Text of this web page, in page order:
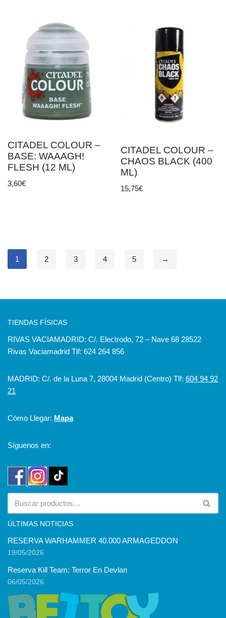
CITADEL COLOUR –
BASE: WAAAGH!
FLESH (12 ML)
3,60€
CITADEL COLOUR –
CHAOS BLACK (400
ML)
15,75€
1 2 3 4 5 →
TIENDAS FÍSICAS
RIVAS VACIAMADRID: C/. Electrodo, 72 – Nave 68 28522
Rivas Vaciamadrid Tlf: 624 264 856
MADRID: C/. de la Luna 7, 28004 Madrid (Centro) Tlf: 604 94 92
21
Cómo Llegar: Mapa
Síguenos en:
ÚLTIMAS NOTICIAS
RESERVA WARHAMMER 40.000 ARMAGEDDON
19/05/2026
Reserva Kill Team: Terror En Devlan
06/05/2026